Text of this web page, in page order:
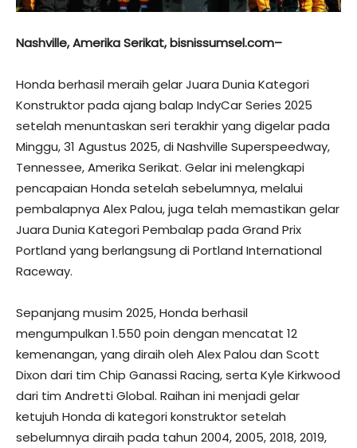
Nashville, Amerika Serikat, bisnissumsel.com–
Honda berhasil meraih gelar Juara Dunia Kategori
Konstruktor pada ajang balap IndyCar Series 2025
setelah menuntaskan seri terakhir yang digelar pada
Minggu, 31 Agustus 2025, di Nashville Superspeedway,
Tennessee, Amerika Serikat. Gelar ini melengkapi
pencapaian Honda setelah sebelumnya, melalui
pembalapnya Alex Palou, juga telah memastikan gelar
Juara Dunia Kategori Pembalap pada Grand Prix
Portland yang berlangsung di Portland International
Raceway.
Sepanjang musim 2025, Honda berhasil
mengumpulkan 1.550 poin dengan mencatat 12
kemenangan, yang diraih oleh Alex Palou dan Scott
Dixon dari tim Chip Ganassi Racing, serta Kyle Kirkwood
dari tim Andretti Global. Raihan ini menjadi gelar
ketujuh Honda di kategori konstruktor setelah
sebelumnya diraih pada tahun 2004, 2005, 2018, 2019,